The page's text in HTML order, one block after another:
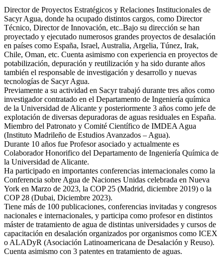
Director de Proyectos Estratégicos y Relaciones Institucionales de
Sacyr Agua, donde ha ocupado distintos cargos, como Director
Técnico, Director de Innovación, etc..Bajo su dirección se han
proyectado y ejecutado numerosos grandes proyectos de desalación
en países como España, Israel, Australia, Argelia, Túnez, Irak,
Chile, Oman, etc. Cuenta asimismo con experiencia en proyectos de
potabilización, depuración y reutilización y ha sido durante años
también el responsable de investigación y desarrollo y nuevas
tecnologías de Sacyr Agua.
Previamente a su actividad en Sacyr trabajó durante tres años como
investigador contratado en el Departamento de Ingeniería química
de la Universidad de Alicante y posteriormente 3 años como jefe de
explotación de diversas depuradoras de aguas residuales en España.
Miembro del Patronato y Comité Científico de IMDEA Agua
(Instituto Madrileño de Estudios Avanzados – Agua).
Durante 10 años fue Profesor asociado y actualmente es
Colaborador Honorifico del Departamento de Ingeniería Química de
la Universidad de Alicante.
Ha participado en importantes conferencias internacionales como la
Conferencia sobre Agua de Naciones Unidas celebrada en Nueva
York en Marzo de 2023, la COP 25 (Madrid, diciembre 2019) o la
COP 28 (Dubai, Diciembre 2023).
Tiene más de 100 publicaciones, conferencias invitadas y congresos
nacionales e internacionales, y participa como profesor en distintos
máster de tratamiento de agua de distintas universidades y cursos de
capacitación en desalación organizados por organismos como ICEX
o ALADyR (Asociación Latinoamericana de Desalación y Reuso).
Cuenta asimismo con 3 patentes en tratamiento de aguas.